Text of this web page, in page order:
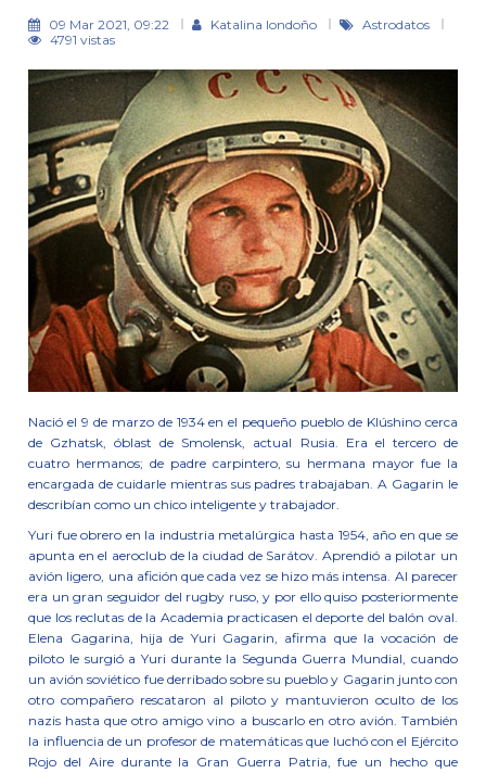
09 Mar 2021, 09:22 Katalina londoño
Astrodatos
4791 vistas
Nació el 9 de marzo de 1934 en el pequeño pueblo de Klúshino cerca
de Gzhatsk, óblast de Smolensk, actual Rusia. Era el tercero de
cuatro hermanos; de padre carpintero, su hermana mayor fue la
encargada de cuidarle mientras sus padres trabajaban. A Gagarin le
describían como un chico inteligente y trabajador.
Yuri fue obrero en la industria metalúrgica hasta 1954, año en que se
apunta en el aeroclub de la ciudad de Sarátov. Aprendió a pilotar un
avión ligero, una afición que cada vez se hizo más intensa. Al parecer
era un gran seguidor del rugby ruso, y por ello quiso posteriormente
que los reclutas de la Academia practicasen el deporte del balón oval.
Elena Gagarina, hija de Yuri Gagarin, afirma que la vocación de
piloto le surgió a Yuri durante la Segunda Guerra Mundial, cuando
un avión soviético fue derribado sobre su pueblo y Gagarin junto con
otro compañero rescataron al piloto y mantuvieron oculto de los
nazis hasta que otro amigo vino a buscarlo en otro avión. También
la influencia de un profesor de matemáticas que luchó con el Ejército
Rojo del Aire durante la Gran Guerra Patria, fue un hecho que